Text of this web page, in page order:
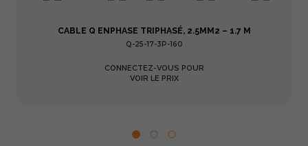
CABLE Q ENPHASE TRIPHASÉ, 2.5MM2 – 1.7 M
Q-25-17-3P-160
CONNECTEZ-VOUS POUR
VOIR LE PRIX